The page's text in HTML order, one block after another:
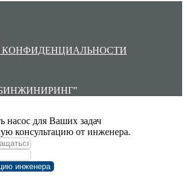
насос для Ваших задач
консультацию от инженера.
инженера